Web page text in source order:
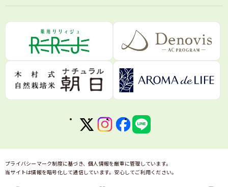
プライバシーマーク制度に基づき、個人情報を厳重に管理しています。
当サイトは情報を暗号化して通信しています。安心してご利用ください。